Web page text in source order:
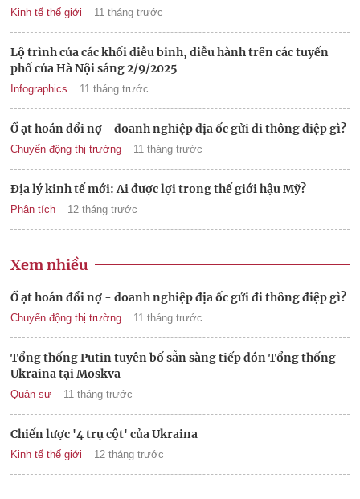
Kinh tế thế giới 11 tháng trước
Lộ trình của các khối diễu binh, diễu hành trên các tuyến
phố của Hà Nội sáng 2/9/2025
Infographics 11 tháng trước
Ồ ạt hoán đổi nợ - doanh nghiệp địa ốc gửi đi thông điệp gì?
Chuyển động thị trường 11 tháng trước
Địa lý kinh tế mới: Ai được lợi trong thế giới hậu Mỹ?
Phân tích 12 tháng trước
Xem nhiều
Ồ ạt hoán đổi nợ - doanh nghiệp địa ốc gửi đi thông điệp gì?
Chuyển động thị trường 11 tháng trước
Tổng thống Putin tuyên bố sẵn sàng tiếp đón Tổng thống
Ukraina tại Moskva
Quân sự 11 tháng trước
Chiến lược '4 trụ cột' của Ukraina
Kinh tế thế giới 12 tháng trước